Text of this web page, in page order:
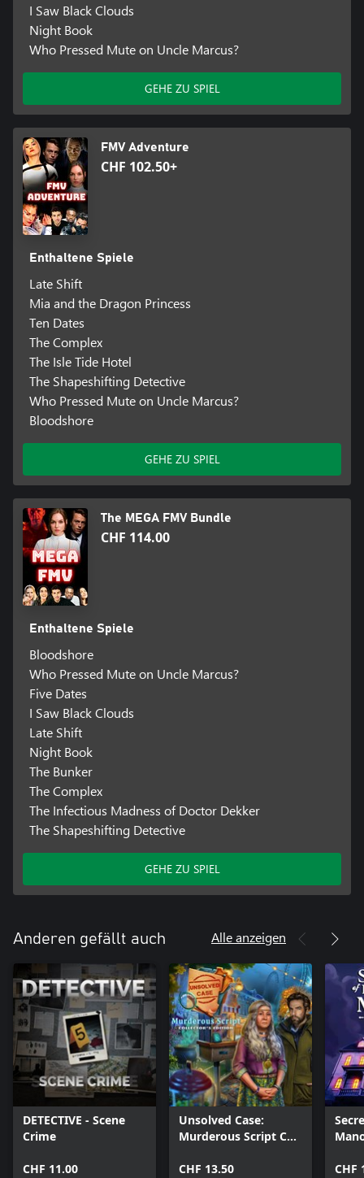
I Saw Black Clouds
Night Book
Who Pressed Mute on Uncle Marcus?
GEHE ZU SPIEL
FMV Adventure
CHF 102.50+
Enthaltene Spiele
Late Shift
Mia and the Dragon Princess
Ten Dates
The Complex
The Isle Tide Hotel
The Shapeshifting Detective
Who Pressed Mute on Uncle Marcus?
Bloodshore
GEHE ZU SPIEL
The MEGA FMV Bundle
CHF 114.00
Enthaltene Spiele
Bloodshore
Who Pressed Mute on Uncle Marcus?
Five Dates
I Saw Black Clouds
Late Shift
Night Book
The Bunker
The Complex
The Infectious Madness of Doctor Dekker
The Shapeshifting Detective
GEHE ZU SPIEL
Anderen gefällt auch Alle anzeigen
DETECTIVE - Scene
Crime
CHF 11.00
Unsolved Case:
Murderous Script CE
CHF 13.50
CHF